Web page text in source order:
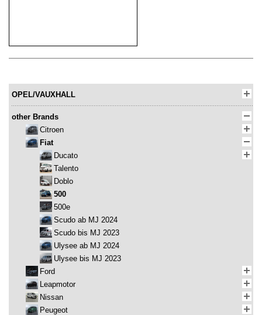
OPEL/VAUXHALL
other Brands
Citroen
Fiat
Ducato
Talento
Doblo
500
500e
Scudo ab MJ 2024
Scudo bis MJ 2023
Ulysee ab MJ 2024
Ulysee bis MJ 2023
Ford
Leapmotor
Nissan
Peugeot